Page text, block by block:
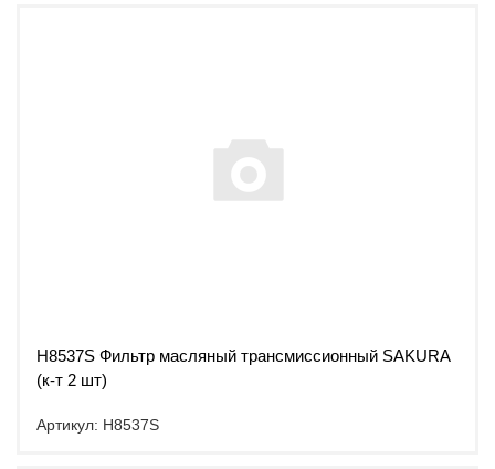
H8537S Фильтр масляный трансмиссионный SAKURA
(к-т 2 шт)
Артикул: H8537S